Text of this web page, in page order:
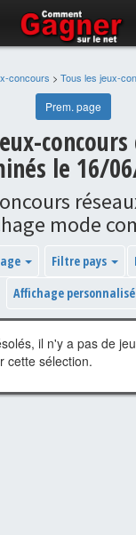
concours > Tous les jeux-
Prem. page
le 16/
mode
Filtre pays
Affichage personnalisé
il n'y a pas de
cette sélection.